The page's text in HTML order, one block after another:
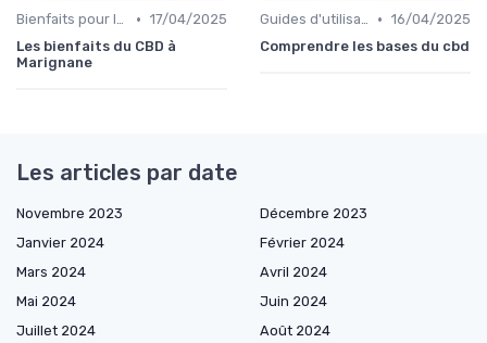
Bienfaits pour la santé • 17/04/2025
Les bienfaits du CBD à
Marignane
Guides d'utilisation • 16/04/2025
Comprendre les bases du cbd
Les articles par date
Novembre 2023
Décembre 2023
Janvier 2024
Février 2024
Mars 2024
Avril 2024
Mai 2024
Juin 2024
Juillet 2024
Août 2024